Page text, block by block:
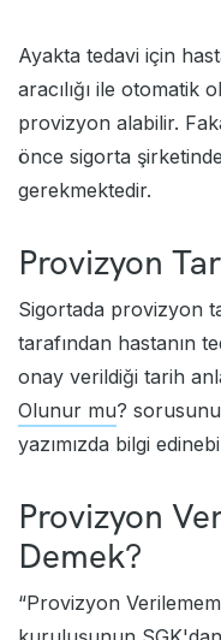
Ayakta tedavi için
aracılığı ile otomatik
provizyon alabilir.
önce sigorta
gerekmektedir.
Provizyon
Sigortada provizyon
tarafından hastanın
onay verildiği tarih
Olunur mu?
yazımızda bilgi
Provizyon
Demek?
“Provizyon